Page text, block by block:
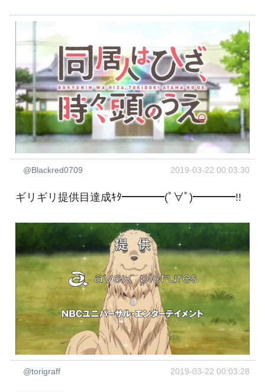
@Blackred0709 2019-03-22 00:03:30
ギリギリ提供目達成ｷﾀ━━━━(ﾟ∀ﾟ)━━━━!!
@torigraff 2019-03-22 00:03:28